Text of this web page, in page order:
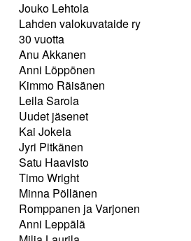
Jouko Lehtola
Lahden valokuvataide ry
30 vuotta
Anu Akkanen
Anni Löppönen
Kimmo Räisänen
Leila Sarola
Uudet jäsenet
Kai Jokela
Jyri Pitkänen
Satu Haavisto
Timo Wright
Minna Pöllänen
Romppanen ja Varjonen
Anni Leppälä